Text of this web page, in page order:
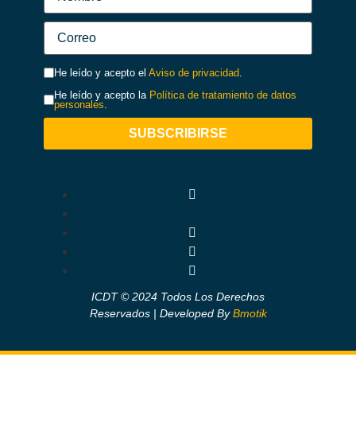
He leído y acepto el Aviso de privacidad.
He leído y acepto la Política de tratamiento de datos
personales
SUBSCRIBIRSE
ICDT © 2024 Todos Los Derechos
Reservados | Developed ByBmotik